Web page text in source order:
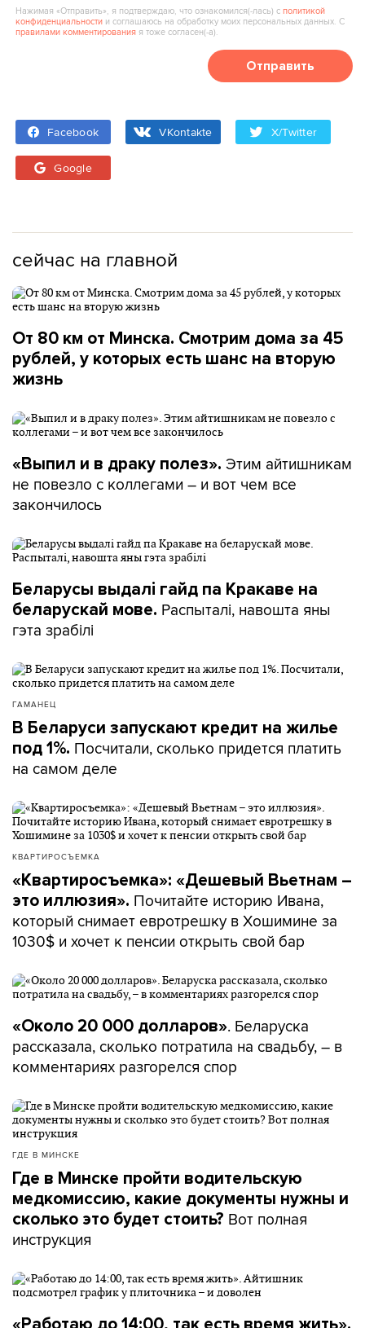
Нажимая «Отправить», я подтверждаю, что ознакомился(‑лась) сполитикой
конфиденциальности и соглашаюсь на обработку моих персональных данных. С
правилами комментирования я тоже согласен(‑а).
Отправить
Facebook VKontakte X/Twitter
Google
сейчас на главной
От 80 км от Минска. Смотрим дома за 45
рублей, у которых есть шанс на вторую
жизнь
«Выпил и в драку полез». Этим айтишникам
не повезло с коллегами – и вот чем все
закончилось
Беларусы выдалі гайд па Кракаве на
беларускай мове. Распыталі, навошта яны
гэта зрабілі
ГАМАНЕЦ
В Беларуси запускают кредит на жилье
под 1%. Посчитали, сколько придется платить
на самом деле
КВАРТИРОСЪЕМКА
«Квартиросъемка»: «Дешевый Вьетнам –
это иллюзия». Почитайте историю Ивана,
который снимает евротрешку в Хошимине за
1030$ и хочет к пенсии открыть свой бар
«Около 20 000 долларов». Беларуска
рассказала, сколько потратила на свадьбу, – в
комментариях разгорелся спор
ГДЕ В МИНСКЕ
Где в Минске пройти водительскую
медкомиссию, какие документы нужны и
сколько это будет стоить? Вот полная
инструкция